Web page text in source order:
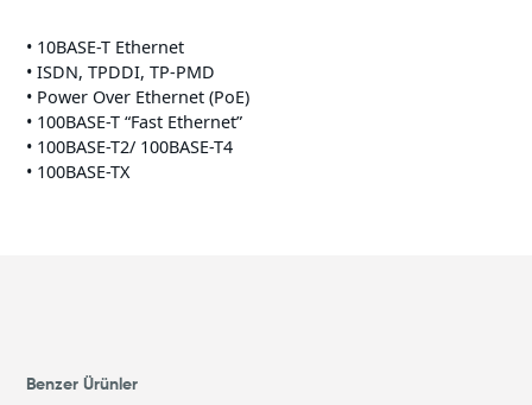
• 10BASE-T Ethernet
• ISDN, TPDDI, TP-PMD
• Power Over Ethernet (PoE)
• 100BASE-T “Fast Ethernet”
• 100BASE-T2/ 100BASE-T4
• 100BASE-TX
Benzer Ürünler